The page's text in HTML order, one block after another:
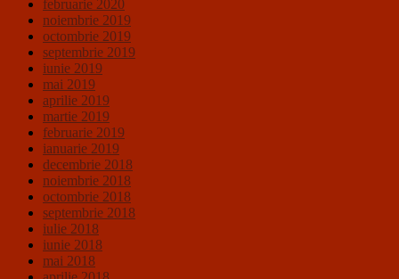
februarie 2020
noiembrie 2019
octombrie 2019
septembrie 2019
iunie 2019
mai 2019
aprilie 2019
martie 2019
februarie 2019
ianuarie 2019
decembrie 2018
noiembrie 2018
octombrie 2018
septembrie 2018
iulie 2018
iunie 2018
mai 2018